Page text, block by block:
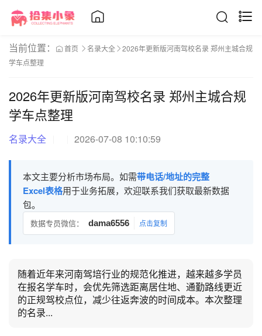
当前位置： 首页 名录大全
2026年更新版河南驾校名录 郑州主城合规
学车点整理
2026年更新版河南驾校名录 郑州主城合规
学车点整理
名录大全 2026-07-08 10:10:59
本文主要分析市场布局。如需带电话/地址的完整
Excel表格用于业务拓展，欢迎联系我们获取最新数据
包。
数据专员微信： dama6556 点击复制
随着近年来河南驾培行业的规范化推进，越来越多学员
在报名学车时，会优先筛选距离居住地、通勤路线更近
的正规驾校点位，减少往返奔波的时间成本。本次整理
的名录...